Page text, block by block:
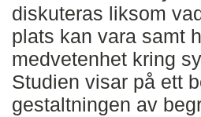
diskuteras liksom
plats kan vara samt
medvetenhet kring
Studien visar på ett
gestaltningen av